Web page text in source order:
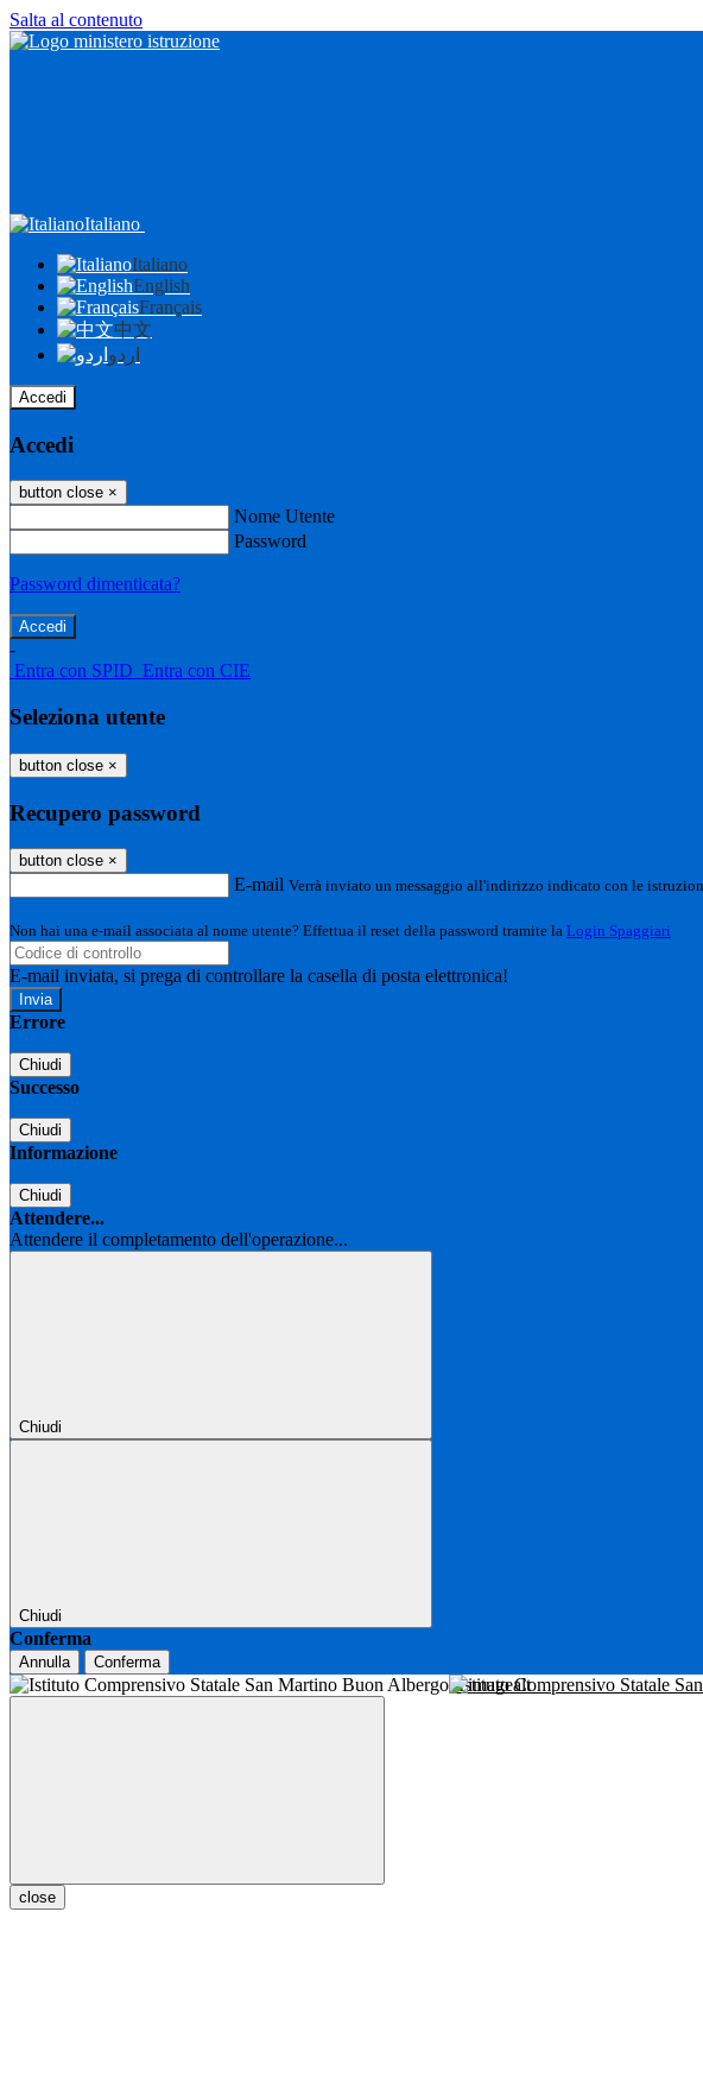
Salta al contenuto
Italiano
Italiano
English
Français
中文
اردو
Accedi
Accedi
button close ×
Nome Utente
Password
Password dimenticata?
-
Entra con SPID Entra con CIE
Seleziona utente
button close ×
Recupero password
button close ×
E-mail Verrà inviato un messaggio all'indirizzo indicato con le
Non hai una e-mail associata al nome utente? Effettua il reset della password tramite la Login Spaggiari
E-mail inviata, si prega di controllare la casella di posta elettronica!
Errore
Chiudi
Successo
Chiudi
Informazione
Chiudi
Attendere...
Attendere il completamento dell'operazione...
Chiudi
Chiudi
Conferma
Annulla Conferma
Istituto Comprensivo Statale
close